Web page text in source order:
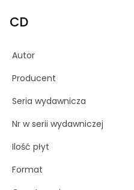
CD
Autor
Producent
Seria wydawnicza
Nr w serii wydawniczej
Ilość płyt
Format